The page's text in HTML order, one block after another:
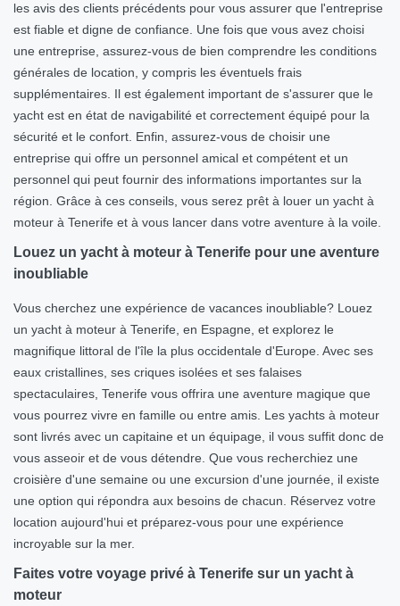
les avis des clients précédents pour vous assurer que l'entreprise
est fiable et digne de confiance. Une fois que vous avez choisi
une entreprise, assurez-vous de bien comprendre les conditions
générales de location, y compris les éventuels frais
supplémentaires. Il est également important de s'assurer que le
yacht est en état de navigabilité et correctement équipé pour la
sécurité et le confort. Enfin, assurez-vous de choisir une
entreprise qui offre un personnel amical et compétent et un
personnel qui peut fournir des informations importantes sur la
région. Grâce à ces conseils, vous serez prêt à louer un yacht à
moteur à Tenerife et à vous lancer dans votre aventure à la voile.
Louez un yacht à moteur à Tenerife pour une aventure
inoubliable
Vous cherchez une expérience de vacances inoubliable? Louez
un yacht à moteur à Tenerife, en Espagne, et explorez le
magnifique littoral de l'île la plus occidentale d'Europe. Avec ses
eaux cristallines, ses criques isolées et ses falaises
spectaculaires, Tenerife vous offrira une aventure magique que
vous pourrez vivre en famille ou entre amis. Les yachts à moteur
sont livrés avec un capitaine et un équipage, il vous suffit donc de
vous asseoir et de vous détendre. Que vous recherchiez une
croisière d'une semaine ou une excursion d'une journée, il existe
une option qui répondra aux besoins de chacun. Réservez votre
location aujourd'hui et préparez-vous pour une expérience
incroyable sur la mer.
Faites votre voyage privé à Tenerife sur un yacht à
moteur